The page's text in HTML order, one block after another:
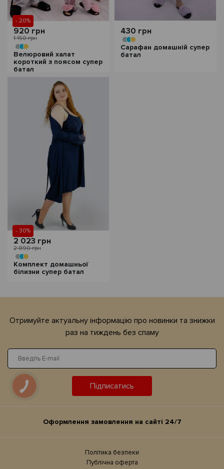
- 20%
920 грн
1 150 грн
Велюровий халат
короткий з поясом супер
батал
430 грн
Сарафан домашній супер
батал
- 30%
2 023 грн
2 890 грн
Комплект домашньої
білизни супер батал
Отримуйте актуальну iнформацiю про новинки та знижки
раз на тиждень без спаму
Підписатись
Оформлення замовлення на сайтi 24/7
Політика безпеки
Публічна оферта